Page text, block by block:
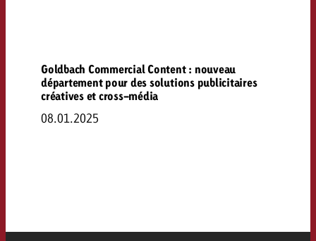
Goldbach Commercial Content : nouveau
département pour des solutions publicitaires
créatives et cross-média
08.01.2025